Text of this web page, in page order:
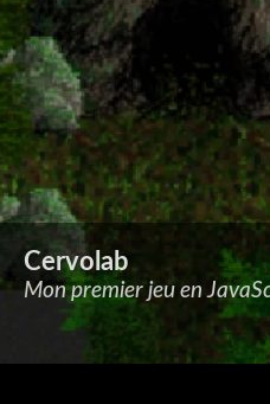
Cervolab
Mon premier jeu en